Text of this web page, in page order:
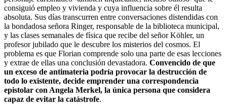
consiguió empleo y vivienda y cuya influencia sobre él resulta
absoluta. Sus días transcurren entre conversaciones distendidas con
la bondadosa señora Ringer, responsable de la biblioteca municipal,
y las clases semanales de física que recibe del señor Köhler, un
profesor jubilado que le descubre los misterios del cosmos. El
problema es que Florian comprende solo una parte de esas lecciones
y extrae de ellas una conclusión devastadora. Convencido de que
un exceso de antimateria podría provocar la destrucción de
todo lo existente, decide emprender una correspondencia
epistolar con Angela Merkel, la única persona que considera
capaz de evitar la catástrofe.